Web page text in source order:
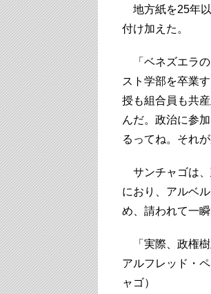
地方紙を25年
付け加えた
「ベネズエラの
スト学部を卒業
授も組合員も共
んだ。政治に参
るってね。それ
サンチャゴは、
におり、アルベ
め、請われて一
「実際、政権樹
アルフレッド・
ャゴ）